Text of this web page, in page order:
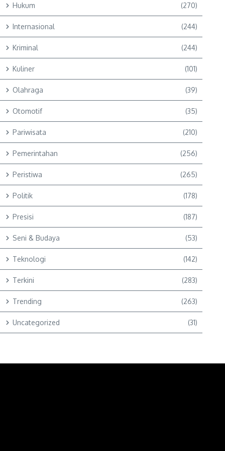
Hukum (270)
Internasional (244)
Kriminal (244)
Kuliner (101)
Olahraga (39)
Otomotif (35)
Pariwisata (210)
Pemerintahan (256)
Peristiwa (265)
Politik (178)
Presisi (187)
Seni & Budaya (53)
Teknologi (142)
Terkini (283)
Trending (263)
Uncategorized (31)